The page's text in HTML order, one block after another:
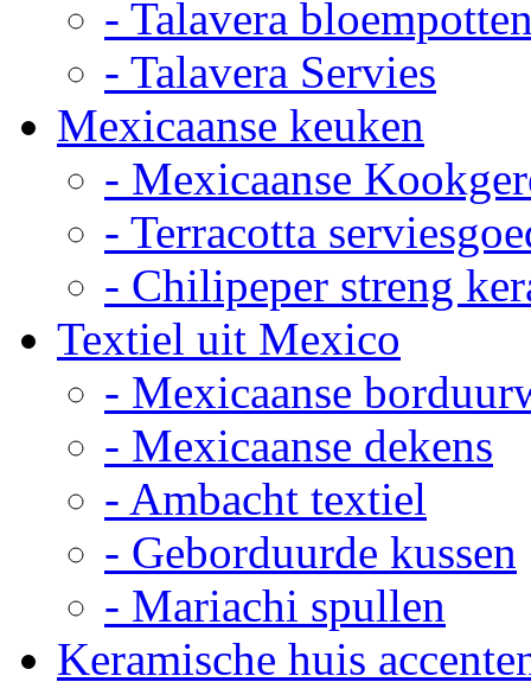
- Talavera
- Talavera Servies
Mexicaanse keuken
- Mexicaanse
- Terracotta
- Chilipeper streng
Textiel uit Mexico
- Mexicaanse
- Mexicaanse dekens
- Ambacht textiel
- Geborduurde kussen
- Mariachi spullen
Keramische huis